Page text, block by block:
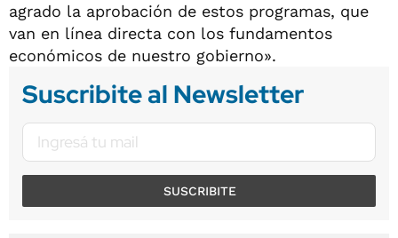
agrado la aprobación de estos programas, que
van en línea directa con los fundamentos
económicos de nuestro gobierno».
Suscribite al Newsletter
SUSCRIBITE